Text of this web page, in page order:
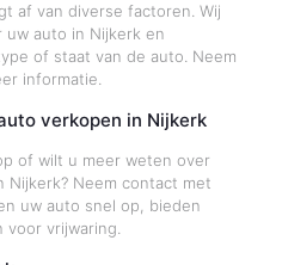
af van diverse factoren. Wij
auto in Nijkerk en
of staat van de auto. Neem
informatie.
verkopen in Nijkerk
of wilt u meer weten over
Nijkerk? Neem contact met
uw auto snel op, bieden
vrijwaring.